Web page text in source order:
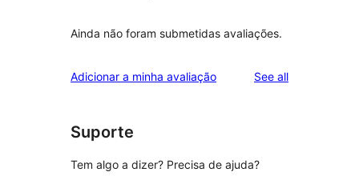
Ainda não foram submetidas avaliações.
Adicionar a minha avaliação See allreviews
Suporte
Tem algo a dizer? Precisa de ajuda?